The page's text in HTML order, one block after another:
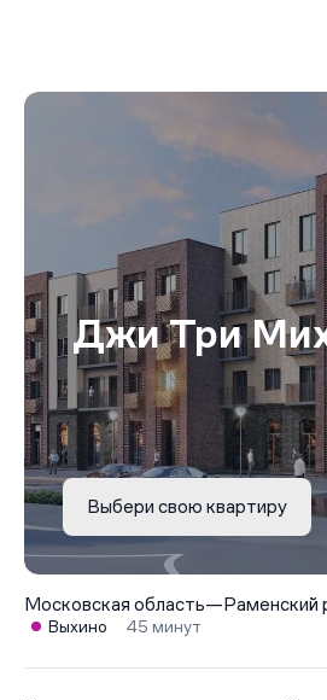
Джи Три
Выбери свою квартиру
Московская область—Раменский
Выхино 45 минут